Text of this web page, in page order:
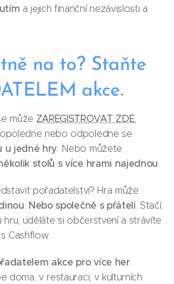
a jejich finanční nezávislosti a
na to? Staňte
akce.
může ZAREGISTROVAT ZDE.
nebo odpoledne se
u jedné hry. Nebo můžete
stolů s více hrami najednou.
pořadatelství? Hra může
. Nebo společně s přáteli. Stačí,
uděláte si občerstvení a strávíte
Cashflow.
akce pro více her.
doma, v restauraci, v kulturních